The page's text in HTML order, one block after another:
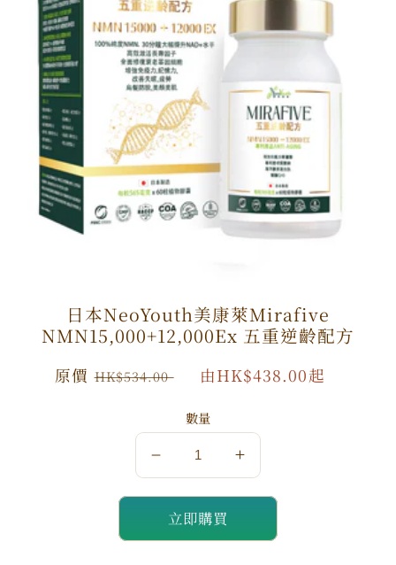
日本NeoYouth美康萊Mirafive
NMN15,000+12,000Ex 五重逆齡配方
原
原價HK$534.00 由HK$438.00起
數量
量
減
少
量
加
立即購買